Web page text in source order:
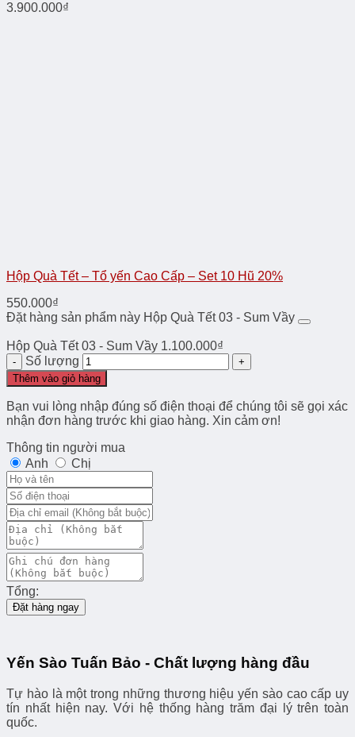
3.900.000₫
Hộp Quà Tết – Tổ yến Cao Cấp – Set 10 Hũ 20%
550.000₫
Đặt hàng sản phẩm này Hộp Quà Tết 03 - Sum Vầy
Hộp Quà Tết 03 - Sum Vầy 1.100.000₫
Số lượng
Thêm vào giỏ hàng
Bạn vui lòng nhập đúng số điện thoại để chúng tôi sẽ gọi xác
nhận đơn hàng trước khi giao hàng. Xin cảm ơn!
Thông tin người mua
Anh
Chị
Tổng:
Đặt hàng ngay
Yến Sào Tuấn Bảo - Chất lượng hàng đầu
Tự hào là một trong những thương hiệu yến sào cao cấp uy
tín nhất hiện nay. Với hệ thống hàng trăm đại lý trên toàn
quốc.